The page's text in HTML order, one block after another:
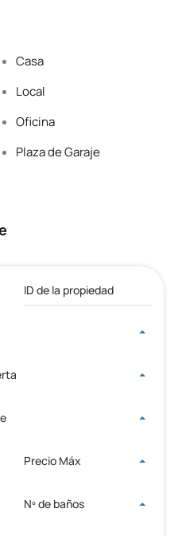
Casa
Local
Oficina
Plaza de Garaje
Precio Máx
Nº de baños